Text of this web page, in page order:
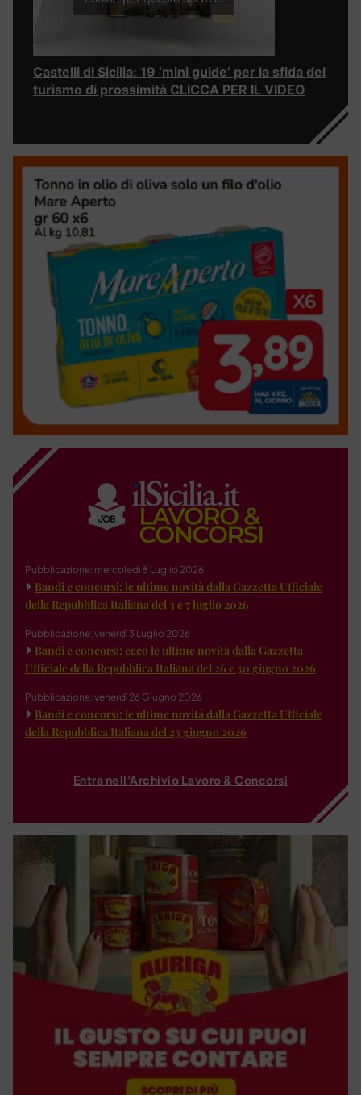
Castelli di Sicilia: 19 ‘mini guide’ per la sfida del
turismo di prossimità CLICCA PER IL VIDEO
Pubblicazione: mercoledì 8 Luglio 2026
Bandi e concorsi: le ultime novità dalla Gazzetta Ufficiale
della Repubblica Italiana del 3 e 7 luglio 2026
Pubblicazione: venerdì 3 Luglio 2026
Bandi e concorsi: ecco le ultime novità dalla Gazzetta
Ufficiale della Repubblica Italiana del 26 e 30 giugno 2026
Pubblicazione: venerdì 26 Giugno 2026
Bandi e concorsi: le ultime novità dalla Gazzetta Ufficiale
della Repubblica Italiana del 23 giugno 2026
Entra nell'Archivio Lavoro & Concorsi